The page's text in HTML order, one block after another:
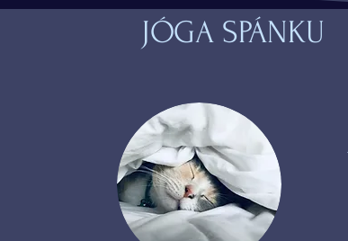
JÓGA SPÁNKU